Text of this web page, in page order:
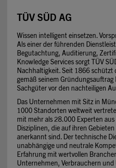
TÜV SÜD AG
Wissen intelligent einsetzen.
Als einer der führenden
Begutachtung, Auditierung,
Knowledge Services sorgt TÜV
Nachhaltigkeit. Seit 1866 schützt
gemäß seinem
Sachgüter vor den nachteiligen
Das Unternehmen mit Sitz in
1000 Standorten weltweit
mit mehr als 28.000 Experten
Disziplinen, die auf ihren
anerkannt sind. Der technische
unabhängige und neutrale
Erfahrung mit wertvollen
Unternehmen, Verbrauchern